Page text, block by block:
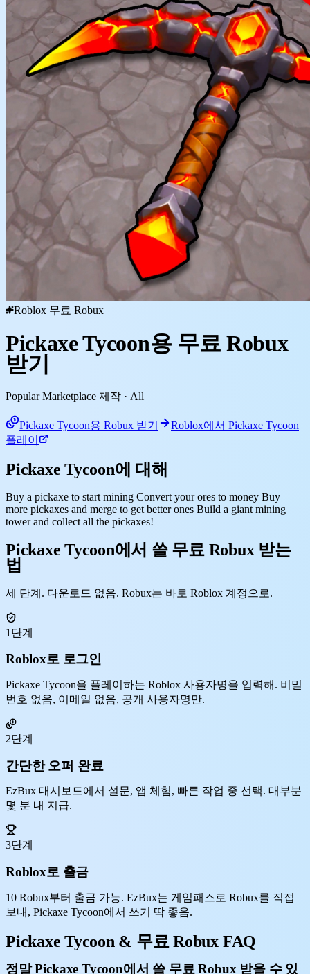
Roblox 무료 Robux
Pickaxe Tycoon용 무료 Robux
받기
Popular Marketplace 제작 · All
Pickaxe Tycoon용 Robux 받기
Roblox에서 Pickaxe Tycoon
플레이
Pickaxe Tycoon에 대해
Buy a pickaxe to start mining Convert your ores to money Buy
more pickaxes and merge to get better ones Build a giant mining
tower and collect all the pickaxes!
Pickaxe Tycoon에서 쓸 무료 Robux 받는
법
세 단계. 다운로드 없음. Robux는 바로 Roblox 계정으로.
1단계
Roblox로 로그인
Pickaxe Tycoon을 플레이하는 Roblox 사용자명을 입력해. 비밀
번호 없음, 이메일 없음, 공개 사용자명만.
2단계
간단한 오퍼 완료
EzBux 대시보드에서 설문, 앱 체험, 빠른 작업 중 선택. 대부분
몇 분 내 지급.
3단계
Roblox로 출금
10 Robux부터 출금 가능. EzBux는 게임패스로 Robux를 직접
보내, Pickaxe Tycoon에서 쓰기 딱 좋음.
Pickaxe Tycoon & 무료 Robux FAQ
정말 Pickaxe Tycoon에서 쓸 무료 Robux 받을 수 있